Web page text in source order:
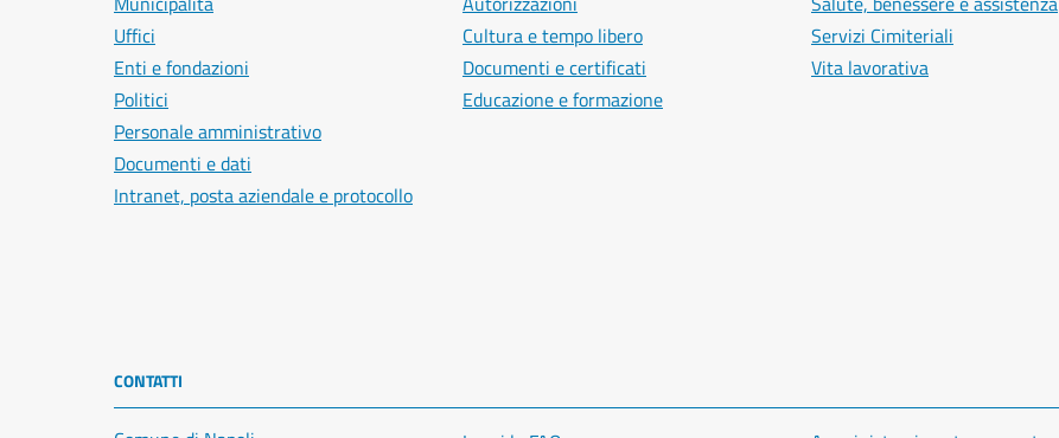
Uffici
Enti e fondazioni
Politici
Personale amministrativo
Documenti e dati
Intranet, posta aziendale e protocollo
Cultura e tempo libero
Documenti e certificati
Educazione e formazione
Servizi Cimiteriali
Vita lavorativa
CONTATTI